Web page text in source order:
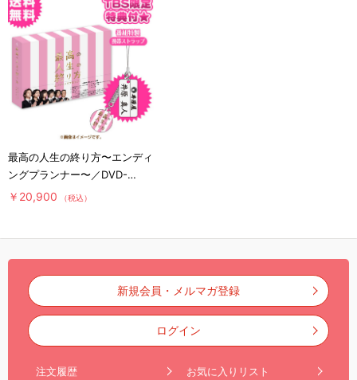
最高の人生の終り方〜エンディ
ングプランナー〜／DVD-
BOX（送料無料）
￥20,900 （税込）
新規会員・メルマガ登録
ログイン
注文履歴 お気に入りリスト